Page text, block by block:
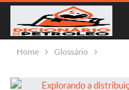
Home Glossário